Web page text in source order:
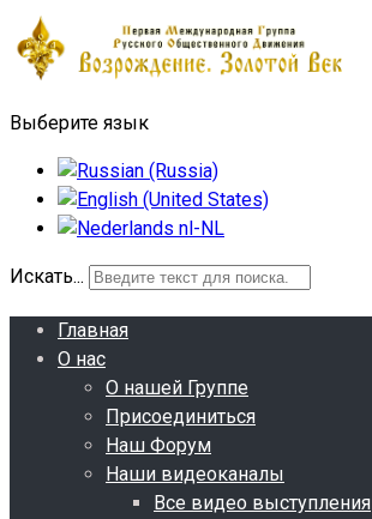
Выберите язык
Искать...
Главная
О нас
О нашей Группе
Присоединиться
Наш Форум
Наши видеоканалы
Все видео выступления